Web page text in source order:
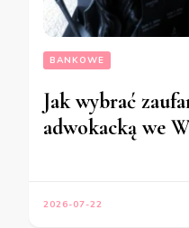
BANKOWE
Jak wybrać
adwokacką we
2026-07-22